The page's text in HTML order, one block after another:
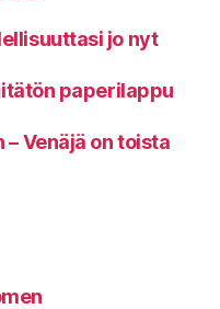
jo nyt
paperilappu
Venäjä on toista